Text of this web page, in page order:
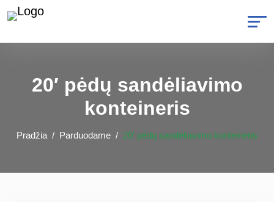
20′ pėdų sandėliavimo
konteineris
Pradžia Parduodame 20′ pėdų sandėliavimo konteineris